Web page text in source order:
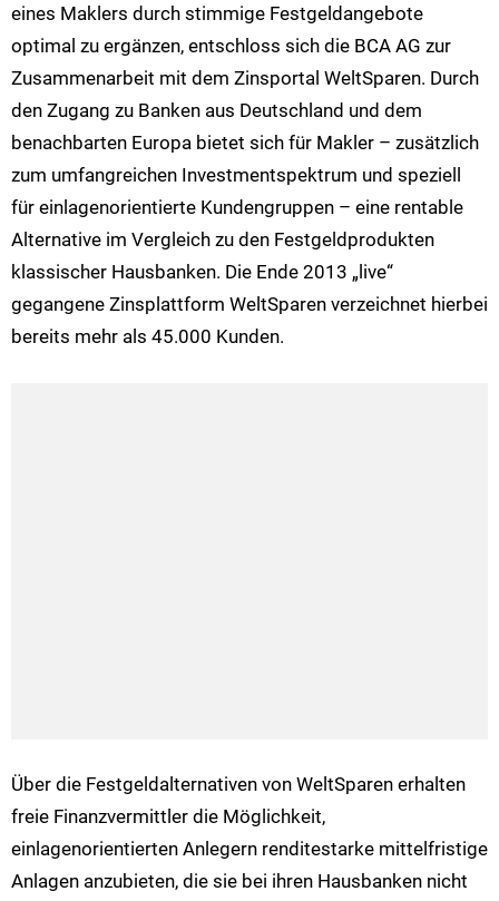
eines Maklers durch stimmige Festgeldangebote
optimal zu ergänzen, entschloss sich die BCA AG zur
Zusammenarbeit mit dem Zinsportal WeltSparen. Durch
den Zugang zu Banken aus Deutschland und dem
benachbarten Europa bietet sich für Makler – zusätzlich
zum umfangreichen Investmentspektrum und speziell
für einlagenorientierte Kundengruppen – eine rentable
Alternative im Vergleich zu den Festgeldprodukten
klassischer Hausbanken. Die Ende 2013 „live“
gegangene Zinsplattform WeltSparen verzeichnet hierbei
bereits mehr als 45.000 Kunden.
Über die Festgeldalternativen von WeltSparen erhalten
freie Finanzvermittler die Möglichkeit,
einlagenorientierten Anlegern renditestarke mittelfristige
Anlagen anzubieten, die sie bei ihren Hausbanken nicht